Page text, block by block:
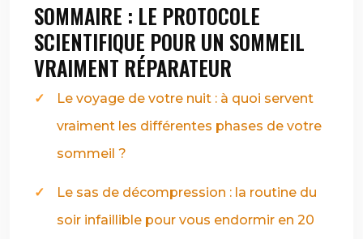
SOMMAIRE : LE PROTOCOLE
SCIENTIFIQUE POUR UN SOMMEIL
VRAIMENT RÉPARATEUR
Le voyage de votre nuit : à quoi servent
vraiment les différentes phases de votre
sommeil ?
Le sas de décompression : la routine du
soir infaillible pour vous endormir en 20